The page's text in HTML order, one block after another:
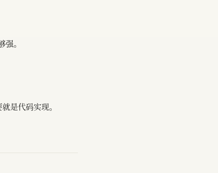
。
是代码实现。